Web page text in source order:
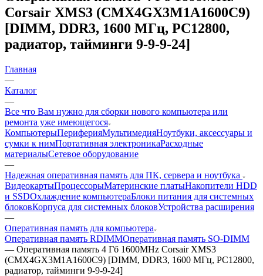
Corsair XMS3 (CMX4GX3M1A1600C9)
[DIMM, DDR3, 1600 МГц, PC12800,
радиатор, тайминги 9-9-9-24]
Главная
—
Каталог
—
Все что Вам нужно для сборки нового компьютера или
ремонта уже имеющегося
КомпьютерыПериферияМультимедияНоутбуки, аксессуары и
сумки к нимПортативная электроникаРасходные
материалыСетевое оборудование
—
Надежная оперативная память для ПК, сервера и ноутбука
ВидеокартыПроцессорыМатеринские платыНакопители HDD
и SSDОхлаждение компьютераБлоки питания для системных
блоковКорпуса для системных блоковУстройства расширения
—
Оперативная память для компьютера
Оперативная память RDIMMОперативная память SO-DIMM
— Оперативная память 4 Гб 1600MHz Corsair XMS3
(CMX4GX3M1A1600C9) [DIMM, DDR3, 1600 МГц, PC12800,
радиатор, тайминги 9-9-9-24]